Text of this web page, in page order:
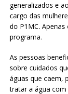
generalizados e
cargo das
do P1MC.
programa.
As pessoas
sobre cuidados
águas que caem,
tratar a água com